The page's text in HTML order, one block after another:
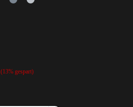
(13% gespart)